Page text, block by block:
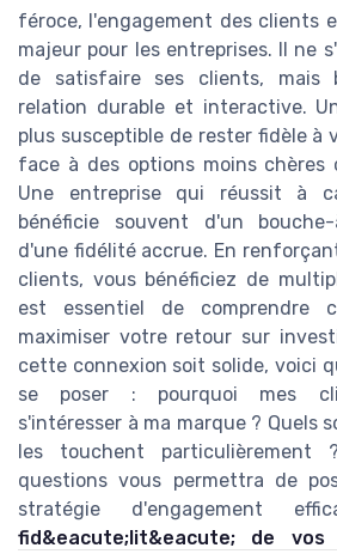
féroce, l'engagement des clients
majeur pour les entreprises. Il ne
de satisfaire ses clients, mais
relation durable et interactive.
plus susceptible de rester fidèle à
face à des options moins chères
Une entreprise qui réussit à
bénéficie souvent d'un
d'une fidélité accrue. En
clients, vous bénéficiez de
est essentiel de comprendre
maximiser votre retour sur
cette connexion soit solide, voici
se poser : pourquoi mes
s'intéresser à ma marque ? Quels
les touchent particulièrement
questions vous permettra de
stratégie d'engagement
fid&eacute;lit&eacute; de